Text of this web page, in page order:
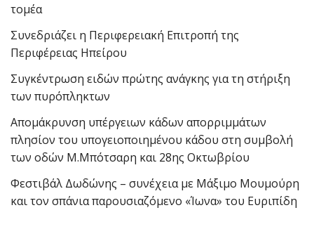
τομέα
Συνεδριάζει η Περιφερειακή Επιτροπή της
Περιφέρειας Ηπείρου
Συγκέντρωση ειδών πρώτης ανάγκης για τη στήριξη
των πυρόπληκτων
Απομάκρυνση υπέργειων κάδων απορριμμάτων
πλησίον του υπογειοποιημένου κάδου στη συμβολή
των οδών Μ.Μπότσαρη και 28ης Οκτωβρίου
Φεστιβάλ Δωδώνης – συνέχεια με Μάξιμο Μουμούρη
και τον σπάνια παρουσιαζόμενο «Ίωνα» του Ευριπίδη